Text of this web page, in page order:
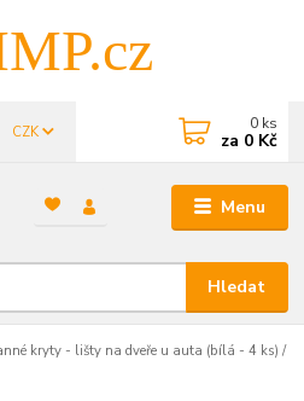
Menu
CZK
Hledat
0 ks
za 0 Kč
kryty - lišty na dveře u auta (bílá - 4 ks) /